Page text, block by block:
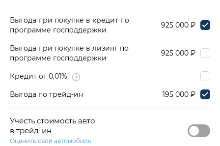
Выгода при покупке в кредит по
программе господдержки
925 000 ₽
Выгода при покупке в лизинг по
программе господдержки
925 000 ₽
Кредит от 0,01%
Выгода по трейд-ин
195 000 ₽
Учесть стоимость авто
в трейд-ин
Оценить свой автомобиль